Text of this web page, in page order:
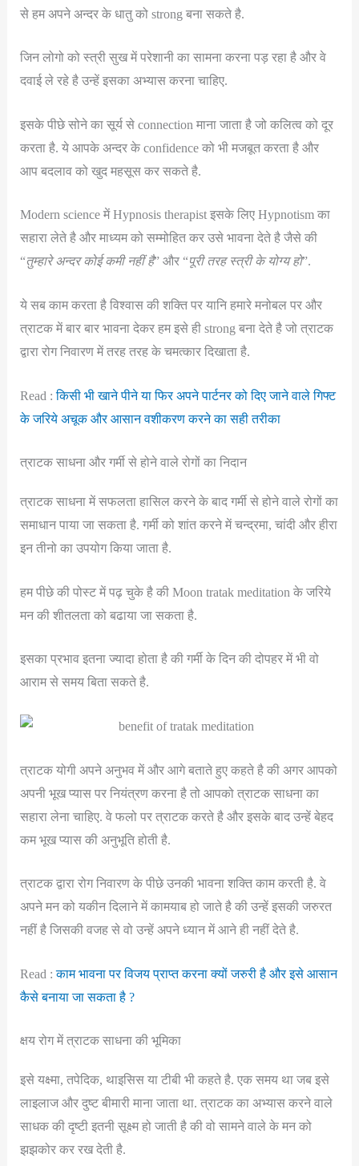
से हम अपने अन्दर के धातु को strong बना सकते है.
जिन लोगो को स्त्री सुख में परेशानी का सामना करना पड़ रहा है और वे
दवाई ले रहे है उन्हें इसका अभ्यास करना चाहिए.
इसके पीछे सोने का सूर्य से connection माना जाता है जो कलित्व को दूर
करता है. ये आपके अन्दर के confidence को भी मजबूत करता है और
आप बदलाव को खुद महसूस कर सकते है.
Modern science में Hypnosis therapist इसके लिए Hypnotism का
सहारा लेते है और माध्यम को सम्मोहित कर उसे भावना देते है जैसे की
“तुम्हारे अन्दर कोई कमी नहीं है” और “पूरी तरह स्त्री के योग्य हो”.
ये सब काम करता है विश्वास की शक्ति पर यानि हमारे मनोबल पर और
त्राटक में बार बार भावना देकर हम इसे ही strong बना देते है जो त्राटक
द्वारा रोग निवारण में तरह तरह के चमत्कार दिखाता है.
Read :किसी भी खाने पीने या फिर अपने पार्टनर को दिए जाने वाले गिफ्ट
के जरिये अचूक और आसान वशीकरण करने का सही तरीका
त्राटक साधना और गर्मी से होने वाले रोगों का निदान
त्राटक साधना में सफलता हासिल करने के बाद गर्मी से होने वाले रोगों का
समाधान पाया जा सकता है. गर्मी को शांत करने में चन्द्रमा, चांदी और हीरा
इन तीनो का उपयोग किया जाता है.
हम पीछे की पोस्ट में पढ़ चुके है की Moon tratak meditation के जरिये
मन की शीतलता को बढाया जा सकता है.
इसका प्रभाव इतना ज्यादा होता है की गर्मी के दिन की दोपहर में भी वो
आराम से समय बिता सकते है.
त्राटक योगी अपने अनुभव में और आगे बताते हुए कहते है की अगर आपको
अपनी भूख प्यास पर नियंत्रण करना है तो आपको त्राटक साधना का
सहारा लेना चाहिए. वे फलो पर त्राटक करते है और इसके बाद उन्हें बेहद
कम भूख प्यास की अनुभूति होती है.
त्राटक द्वारा रोग निवारण के पीछे उनकी भावना शक्ति काम करती है. वे
अपने मन को यकीन दिलाने में कामयाब हो जाते है की उन्हें इसकी जरुरत
नहीं है जिसकी वजह से वो उन्हें अपने ध्यान में आने ही नहीं देते है.
Read :काम भावना पर विजय प्राप्त करना क्यों जरुरी है और इसे आसान
कैसे बनाया जा सकता है ?
क्षय रोग में त्राटक साधना की भूमिका
इसे यक्ष्मा, तपेदिक, थाइसिस या टीबी भी कहते है. एक समय था जब इसे
लाइलाज और दुष्ट बीमारी माना जाता था. त्राटक का अभ्यास करने वाले
साधक की दृष्टी इतनी सूक्ष्म हो जाती है की वो सामने वाले के मन को
झझकोर कर रख देती है.